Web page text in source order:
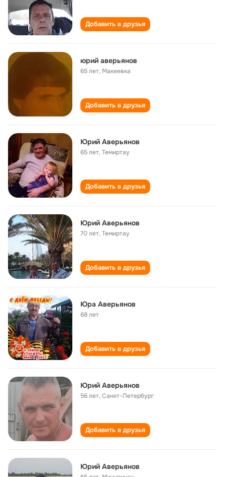
Добавить в друзья
юрий аверьянов
65 лет, Макеевка
Добавить в друзья
Юрий Аверьянов
65 лет,Темиртау
Добавить в друзья
Юрий Аверьянов
70 лет,Темиртау
Добавить в друзья
Юра Аверьянов
68 лет
Добавить в друзья
Юрий Аверьянов
56 лет,Санкт-Петербург
Добавить в друзья
Юрий Аверьянов